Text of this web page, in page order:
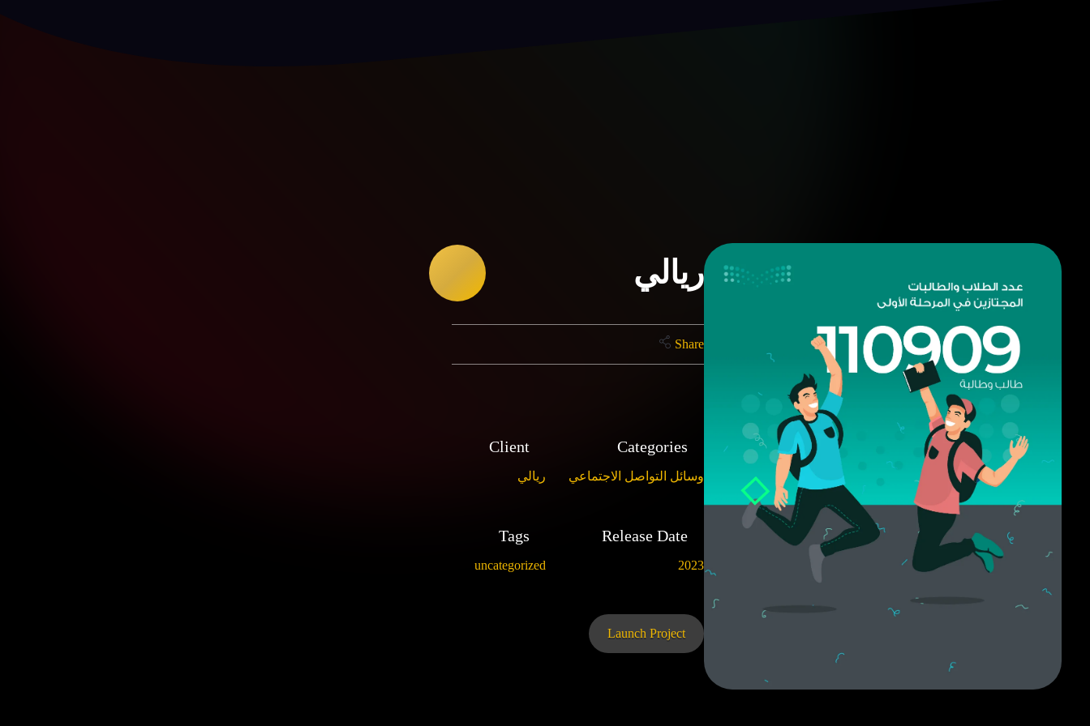
ريالي
Share
Categories
وسائل التواصل الاجتماعي
Tags
uncategorized
Client
ريالي
Release Date
2023
Launch Project